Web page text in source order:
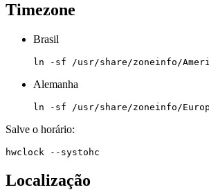
Timezone
Brasil
Alemanha
Salve o horário:
Localização